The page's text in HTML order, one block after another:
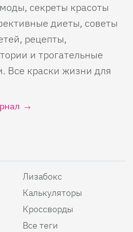
секреты красоты
диеты, советы
рецепты,
и трогательные
Все краски жизни для
Лизабокс
Калькуляторы
Кроссворды
Все теги